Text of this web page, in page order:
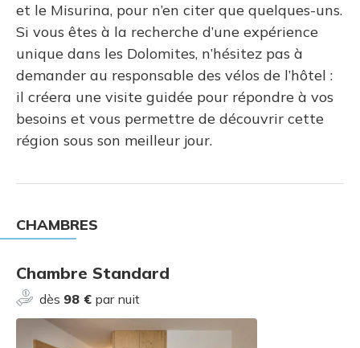
et le Misurina, pour n’en citer que quelques-uns.
Si vous êtes à la recherche d’une expérience
unique dans les Dolomites, n’hésitez pas à
demander au responsable des vélos de l’hôtel :
il créera une visite guidée pour répondre à vos
besoins et vous permettre de découvrir cette
région sous son meilleur jour.
CHAMBRES
Chambre Standard
dès 98 € par nuit